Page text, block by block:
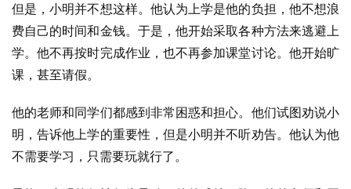
但是，小明并不想这样。他认为上学是他的负担，他不想浪
费自己的时间和金钱。于是，他开始采取各种方法来逃避上
学。他不再按时完成作业，也不再参加课堂讨论。他开始旷
课，甚至请假。
他的老师和同学们都感到非常困惑和担心。他们试图劝说小
明，告诉他上学的重要性，但是小明并不听劝告。他认为他
不需要学习，只需要玩就行了。